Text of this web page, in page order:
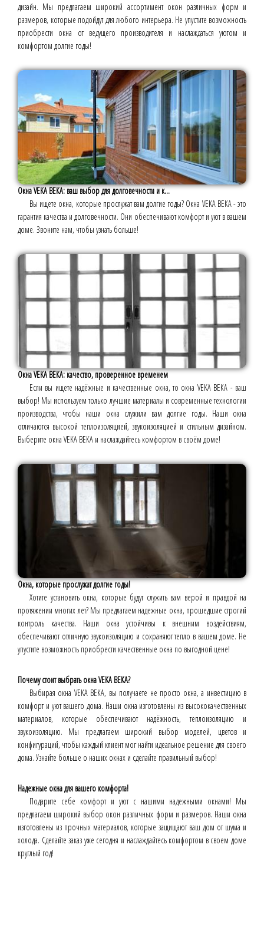
дизайн. Мы предлагаем широкий ассортимент окон различных форм и
размеров, которые подойдут для любого интерьера. Не упустите возможность
приобрести окна от ведущего производителя и наслаждаться уютом и
комфортом долгие годы!
Окна VEKA ВЕКА: ваш выбор для долговечности и к...
Вы ищете окна, которые прослужат вам долгие годы? Окна VEKA ВЕКА - это
гарантия качества и долговечности. Они обеспечивают комфорт и уют в вашем
доме. Звоните нам, чтобы узнать больше!
Окна VEKA ВЕКА: качество, проверенное временем
Если вы ищете надёжные и качественные окна, то окна VEKA ВЕКА - ваш
выбор! Мы используем только лучшие материалы и современные технологии
производства, чтобы наши окна служили вам долгие годы. Наши окна
отличаются высокой теплоизоляцией, звукоизоляцией и стильным дизайном.
Выберите окна VEKA ВЕКА и наслаждайтесь комфортом в своём доме!
Окна, которые прослужат долгие годы!
Хотите установить окна, которые будут служить вам верой и правдой на
протяжении многих лет? Мы предлагаем надежные окна, прошедшие строгий
контроль качества. Наши окна устойчивы к внешним воздействиям,
обеспечивают отличную звукоизоляцию и сохраняют тепло в вашем доме. Не
упустите возможность приобрести качественные окна по выгодной цене!
Почему стоит выбрать окна VEKA ВЕКА?
Выбирая окна VEKA ВЕКА, вы получаете не просто окна, а инвестицию в
комфорт и уют вашего дома. Наши окна изготовлены из высококачественных
материалов, которые обеспечивают надёжность, теплоизоляцию и
звукоизоляцию. Мы предлагаем широкий выбор моделей, цветов и
конфигураций, чтобы каждый клиент мог найти идеальное решение для своего
дома. Узнайте больше о наших окнах и сделайте правильный выбор!
Надежные окна для вашего комфорта!
Подарите себе комфорт и уют с нашими надежными окнами! Мы
предлагаем широкий выбор окон различных форм и размеров. Наши окна
изготовлены из прочных материалов, которые защищают ваш дом от шума и
холода. Сделайте заказ уже сегодня и наслаждайтесь комфортом в своем доме
круглый год!